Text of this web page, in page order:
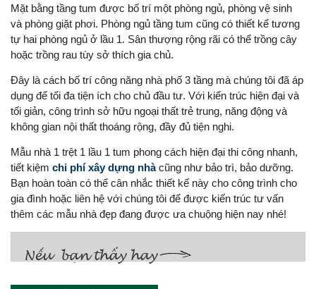
Mặt bằng tầng tum được bố trí một phòng ngủ, phòng vệ sinh
và phòng giặt phơi. Phòng ngủ tầng tum cũng có thiết kế tương
tự hai phòng ngủ ở lầu 1. Sân thượng rộng rãi có thể trồng cây
hoặc trồng rau tùy sở thích gia chủ.
Đây là cách bố trí công năng nhà phố 3 tầng mà chúng tôi đã áp
dụng để tối đa tiện ích cho chủ đầu tư. Với kiến trúc hiện đại và
tối giản, công trình sở hữu ngoại thất trẻ trung, năng động và
không gian nội thất thoáng rộng, đầy đủ tiện nghi.
Mẫu nhà 1 trệt 1 lầu 1 tum phong cách hiện đại thi công nhanh,
tiết kiệm chi phí xây dựng nhàcũng như bảo trì, bảo dưỡng.
Bạn hoàn toàn có thể cân nhắc thiết kế này cho công trình cho
gia đình hoặc liên hệ với chúng tôi để được kiến trúc tư vấn
thêm các mẫu nhà đẹp đang được ưa chuộng hiện nay nhé!